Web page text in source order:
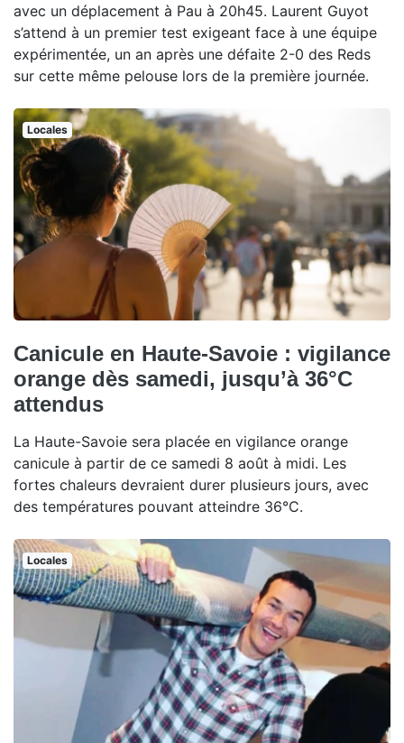
avec un déplacement à Pau à 20h45. Laurent Guyot
s’attend à un premier test exigeant face à une équipe
expérimentée, un an après une défaite 2-0 des Reds
sur cette même pelouse lors de la première journée.
Locales
Canicule en Haute-Savoie : vigilance
orange dès samedi, jusqu’à 36°C
attendus
La Haute-Savoie sera placée en vigilance orange
canicule à partir de ce samedi 8 août à midi. Les
fortes chaleurs devraient durer plusieurs jours, avec
des températures pouvant atteindre 36°C.
Locales